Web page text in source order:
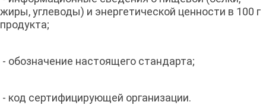
жиры, углеводы) и энергетической ценности в 100 г
продукта;
- обозначение настоящего стандарта;
- код сертифицирующей организации.